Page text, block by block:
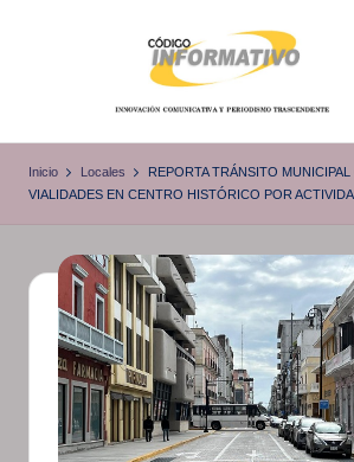
ó
i
g
o
I
n
f
noticias
Inicio Locales
REPORTA TRÁNSITO
VIALIDADES EN CENTRO HISTÓRICO POR